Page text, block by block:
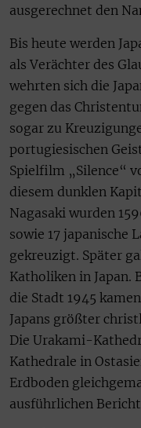
ausgerechnet den
Bis heute werden
als Verächter des
wehrten sich die
gegen das
sogar zu
portugiesischen
Spielfilm „Silence“
diesem dunklen
Nagasaki wurden
sowie 17 japanische
gekreuzigt. Später
Katholiken in Japan.
die Stadt 1945
Japans größter
Die Urakami-
Kathedrale in
Erdboden
ausführlichen